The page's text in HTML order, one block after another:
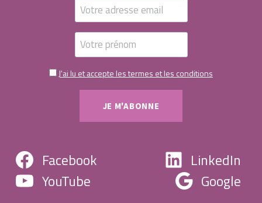
J'ai lu et accepte les termes et les conditions
Facebook
LinkedIn
YouTube
Google